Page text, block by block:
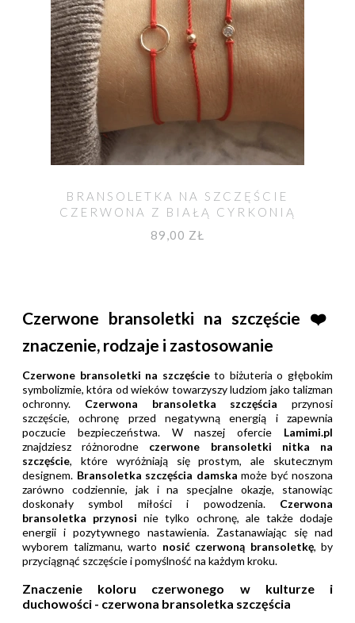
BRANSOLETKA NA SZCZĘŚCIE
CZERWONA Z BIAŁĄ CYRKONIĄ
89,00 ZŁ
Czerwone bransoletki na szczęście ❤️
znaczenie, rodzaje i zastosowanie
Czerwone bransoletki na szczęścieto biżuteria o głębokim
symbolizmie, która od wieków towarzyszy ludziom jako talizman
ochronny. Czerwona bransoletka szczęścia przynosi
szczęście, ochronę przed negatywną energią i zapewnia
poczucie bezpieczeństwa. W naszej ofercie Lamimi.pl
znajdziesz różnorodne czerwone bransoletki nitka na
szczęście, które wyróżniają się prostym, ale skutecznym
designem. Bransoletka szczęścia damska może być noszona
zarówno codziennie, jak i na specjalne okazje, stanowiąc
doskonały symbol miłości i powodzenia. Czerwona
bransoletka przynosi nie tylko ochronę, ale także dodaje
energii i pozytywnego nastawienia. Zastanawiając się nad
wyborem talizmanu, warto nosić czerwoną bransoletkę, by
przyciągnąć szczęście i pomyślność na każdym kroku.
Znaczenie koloru czerwonego w kulturze i
duchowości - czerwona bransoletka szczęścia